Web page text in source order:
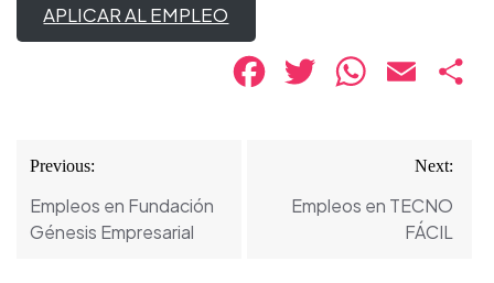
APLICAR AL EMPLEO
Facebook
Twitter WhatsApp
Email
Navegación
de
entradas
Previous:
Empleos en Fundación
Génesis Empresarial
Next:
Empleos en TECNO
FÁCIL